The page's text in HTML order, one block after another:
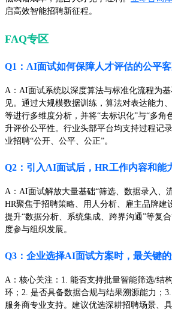
启高效智能招聘新征程。
FAQ专区
Q1：AI面试如何保障人才评估的公平客
A：AI面试系统以深度算法与标准化流程为
见。通过大规模数据训练，算法对表达能力
等进行多维度分析，并将“去标识化”与“多角
升评价公平性。行业头部平台均支持过程记
业招聘“公开、公平、公正”。
Q2：引入AI面试后，HR工作内容和能
A：AI面试解放大量基础“筛选、数据录入、
HR聚焦于招聘策略、用人分析、雇主品牌建
提升“数据分析、系统集成、跨界沟通”等复
度参与组织发展。
Q3：企业选择AI面试方案时，最关键
A：核心关注：1. 能否支持批量智能筛选/结
环；2. 是否具备数据合规与结果溯源能力；
服务商专业支持。建议优选深耕招聘场景、